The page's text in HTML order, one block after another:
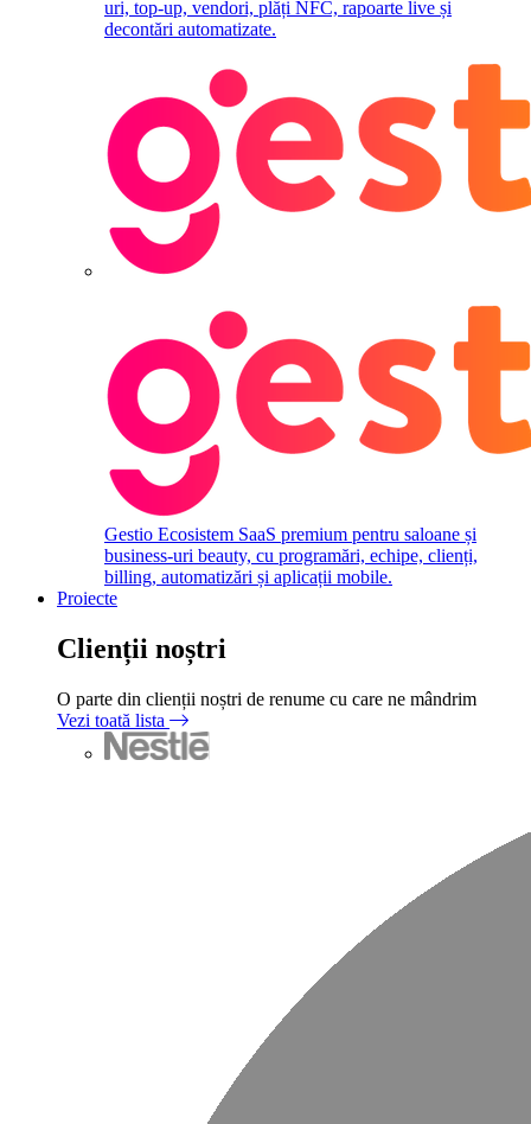
uri, top-up, vendori, plăți NFC, rapoarte live și
decontări automatizate.
Gestio Ecosistem SaaS premium pentru saloane și
business-uri beauty, cu programări, echipe, clienți,
billing, automatizări și aplicații mobile.
Proiecte
Clienții noștri
O parte din clienții noștri de renume cu care ne mândrim
Vezi toată lista